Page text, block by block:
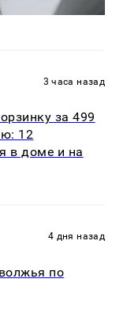
3 часа назад
за 499
12
в доме и на
4 дня назад
по